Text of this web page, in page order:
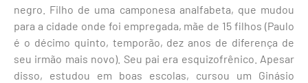
negro. Filho de uma camponesa analfabeta, que mudou
para a cidade onde foi empregada, mãe de 15 filhos (Paulo
é o décimo quinto, temporão, dez anos de diferença de
seu irmão mais novo). Seu pai era esquizofrênico. Apesar
disso, estudou em boas escolas, cursou um Ginásio